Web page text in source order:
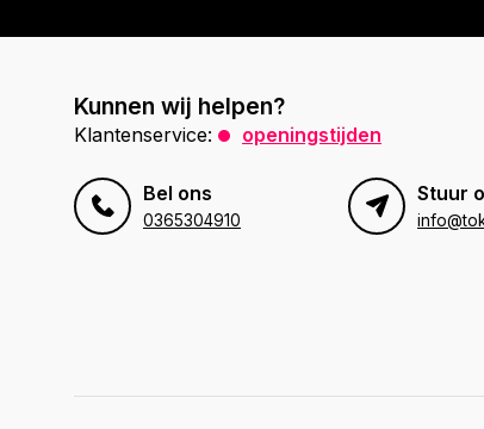
Kunnen wij helpen?
Klantenservice: openingstijden
Bel ons
0365304910
Stuur